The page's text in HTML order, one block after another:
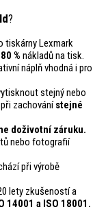
?
tiskárny Lexmark
80 % nákladů na tisk.
náplň vhodná i pro
stejný nebo
zachovánístejné
doživotní záruku.
nebo fotografií
při výrobě
lety zkušeností a
14001 a ISO 18001.